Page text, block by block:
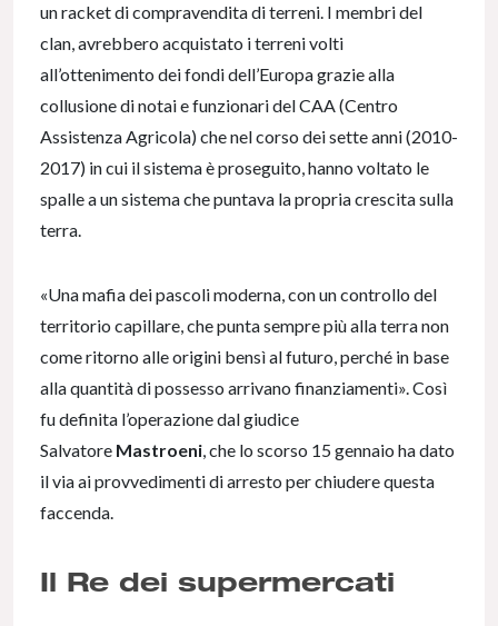
un racket di compravendita di terreni. I membri del
clan, avrebbero acquistato i terreni volti
all’ottenimento dei fondi dell’Europa grazie alla
collusione di notai e funzionari del CAA (Centro
Assistenza Agricola) che nel corso dei sette anni (2010-
2017) in cui il sistema è proseguito, hanno voltato le
spalle a un sistema che puntava la propria crescita sulla
terra.
«Una mafia dei pascoli moderna, con un controllo del
territorio capillare, che punta sempre più alla terra non
come ritorno alle origini bensì al futuro, perché in base
alla quantità di possesso arrivano finanziamenti». Così
fu definita l’operazione dal giudice
Salvatore Mastroeni, che lo scorso 15 gennaio ha dato
il via ai provvedimenti di arresto per chiudere questa
faccenda.
Il Re dei supermercati